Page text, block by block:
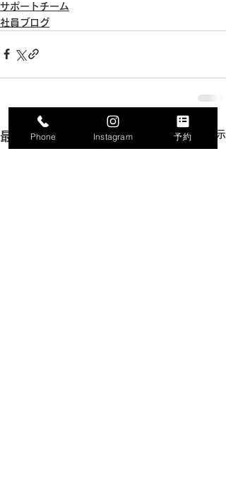
サポートチーム
社員ブログ
最新記事 すべて表示
Phone Instagram 予約